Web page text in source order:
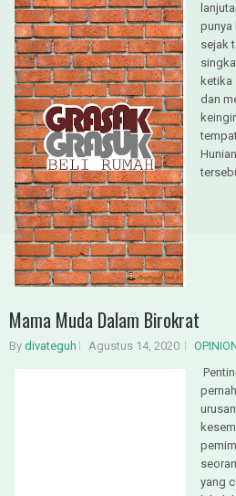
punya
sejak
ketika
dan
Mama Muda Dalam Birokrat
By divateguh Agustus 14, 2020
yang